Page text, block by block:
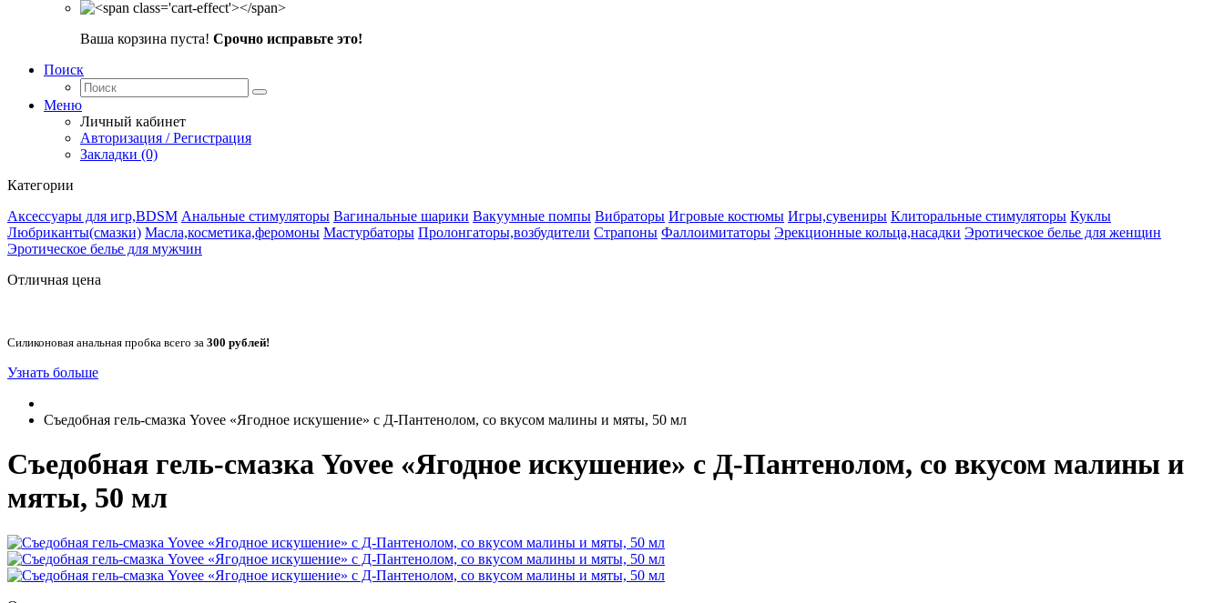
Ваша корзина пуста! Срочно исправьте это!
Поиск
Меню
Личный кабинет
Авторизация / Регистрация
Закладки (0)
Категории
Аксессуары для игр,BDSM Анальные стимуляторы Вагинальные шарики Вакуумные помпы Вибраторы Игровые костюмы Игры,сувениры Клиторальные стимуляторы Куклы
Любриканты(смазки) Масла,косметика,феромоны Мастурбаторы Пролонгаторы,возбудители Страпоны Фаллоимитаторы Эрекционные кольца,насадки Эротическое белье для женщин
Эротическое белье для мужчин
Отличная цена
Силиконовая анальная пробка всего за 300 рублей!
Узнать больше
Съедобная гель-смазка Yovee «Ягодное искушение» с Д-Пантенолом, со вкусом малины и мяты, 50 мл
Съедобная гель-смазка Yovee «Ягодное искушение» с Д-Пантенолом, со вкусом малины и
мяты, 50 мл